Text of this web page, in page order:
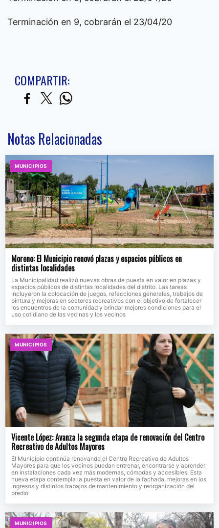
Terminación en 9, cobrarán el 23/04/20
COMPARTIR:
Notas Relacionadas
MUNICIPIOS
Moreno: El Municipio renovó plazas y espacios públicos en
distintas localidades
La Municipalidad realizó nuevas obras de puesta en valor en plazas y
espacios públicos de distintas localidades del distrito. Las tareas
incluyeron la colocación de juegos, refacciones generales, trabajos de
pintura y mejoras en sectores recreativos con el objetivo de fortalecer
los encuentros de la comunidad y brindar mejores condiciones para el
uso cotidiano de las vecinas y los vecinos
MUNICIPIOS
Vicente López: Avanza la segunda etapa de renovación del Centro
Recreativo de Adultos Mayores
El Municipio continúa renovando el Centro Recreativo de Adultos
Mayores para que los vecinos puedan entrenar, encontrarse y aprender
en instalaciones cada vez más modernas, cómodas y accesibles. Esta
nueva etapa contempla la puesta en valor de la fachada, mejoras en los
ingresos y distintos trabajos de mantenimiento y reorganización del
predio
MUNICIPIOS